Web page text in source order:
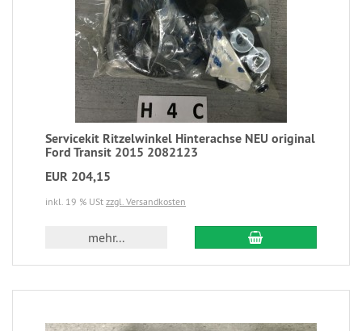
Servicekit Ritzelwinkel Hinterachse NEU original
Ford Transit 2015 2082123
EUR 204,15
inkl. 19 % USt zzgl. Versandkosten
mehr...